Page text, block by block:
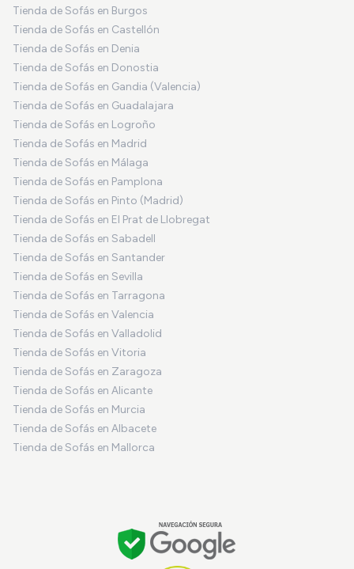
Tienda de Sofás en Burgos
Tienda de Sofás en Castellón
Tienda de Sofás en Denia
Tienda de Sofás en Donostia
Tienda de Sofás en Gandia (Valencia)
Tienda de Sofás en Guadalajara
Tienda de Sofás en Logroño
Tienda de Sofás en Madrid
Tienda de Sofás en Málaga
Tienda de Sofás en Pamplona
Tienda de Sofás en Pinto (Madrid)
Tienda de Sofás en El Prat de Llobregat
Tienda de Sofás en Sabadell
Tienda de Sofás en Santander
Tienda de Sofás en Sevilla
Tienda de Sofás en Tarragona
Tienda de Sofás en Valencia
Tienda de Sofás en Valladolid
Tienda de Sofás en Vitoria
Tienda de Sofás en Zaragoza
Tienda de Sofás en Alicante
Tienda de Sofás en Murcia
Tienda de Sofás en Albacete
Tienda de Sofás en Mallorca